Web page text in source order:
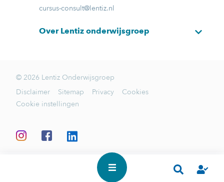
cursus-consult@lentiz.nl
Over Lentiz onderwijsgroep
© 2026 Lentiz Onderwijsgroep
Disclaimer
Sitemap Privacy
Cookies
Cookie instellingen